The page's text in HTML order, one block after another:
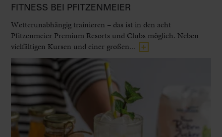
FITNESS BEI PFITZENMEIER
Wetterunabhängig trainieren – das ist in den acht
Pfitzenmeier Premium Resorts und Clubs möglich. Neben
vielfältigen Kursen und einer großen...